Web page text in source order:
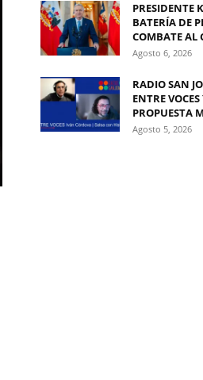
PRESIDENTE
BATERÍA DE
COMBATE AL
Agosto 6, 2026
RADIO SAN
ENTRE
PROPUESTA
Agosto 5, 2026